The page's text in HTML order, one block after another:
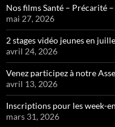
Nos films Santé – Précarité
mai 27, 2026
2 stages vidéo jeunes en
avril 24, 2026
Venez participez à notre
avril 13, 2026
Inscriptions pour les week-
mars 31, 2026